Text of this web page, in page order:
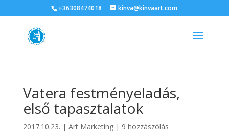
+36308474018 kinva@kinvaart.com
Vatera festményeladás,
első tapasztalatok
2017.10.23. | Art Marketing| 9 hozzászólás